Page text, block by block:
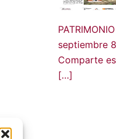
PATRIMONIO
septiembre
Comparte
[…]